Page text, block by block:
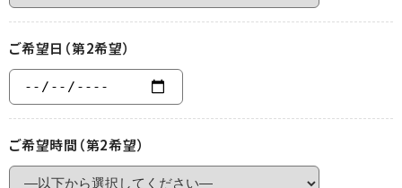
ご希望日（第2希望）
ご希望時間（第2希望）